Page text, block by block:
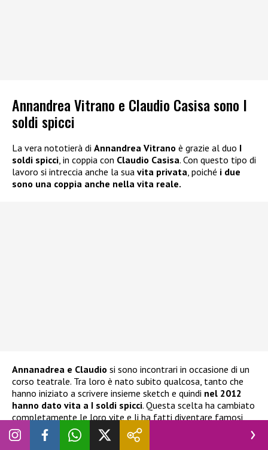
Annandrea Vitrano e Claudio Casisa sono I
soldi spicci
La vera nototierà di Annandrea Vitrano è grazie al duo I
soldi spicci , in coppia con Claudio Casisa. Con questo tipo di
lavoro si intreccia anche la sua vita privata , poiché i due
sono una coppia anche nella vita reale.
Annanadrea e Claudio si sono incontrari in occasione di un
corso teatrale. Tra loro è nato subito qualcosa, tanto che
hanno iniziato a scrivere insieme sketch e quindi nel 2012
hanno dato vita a I soldi spicci. Questa scelta ha cambiato
completamente le loro vite e li ha fatti diventare famosi,
soprattutto sul web. Hanno iniziato esibendosi a teatro con
brevi spettacoli e piano piano sono arrivati in TV sul palco di